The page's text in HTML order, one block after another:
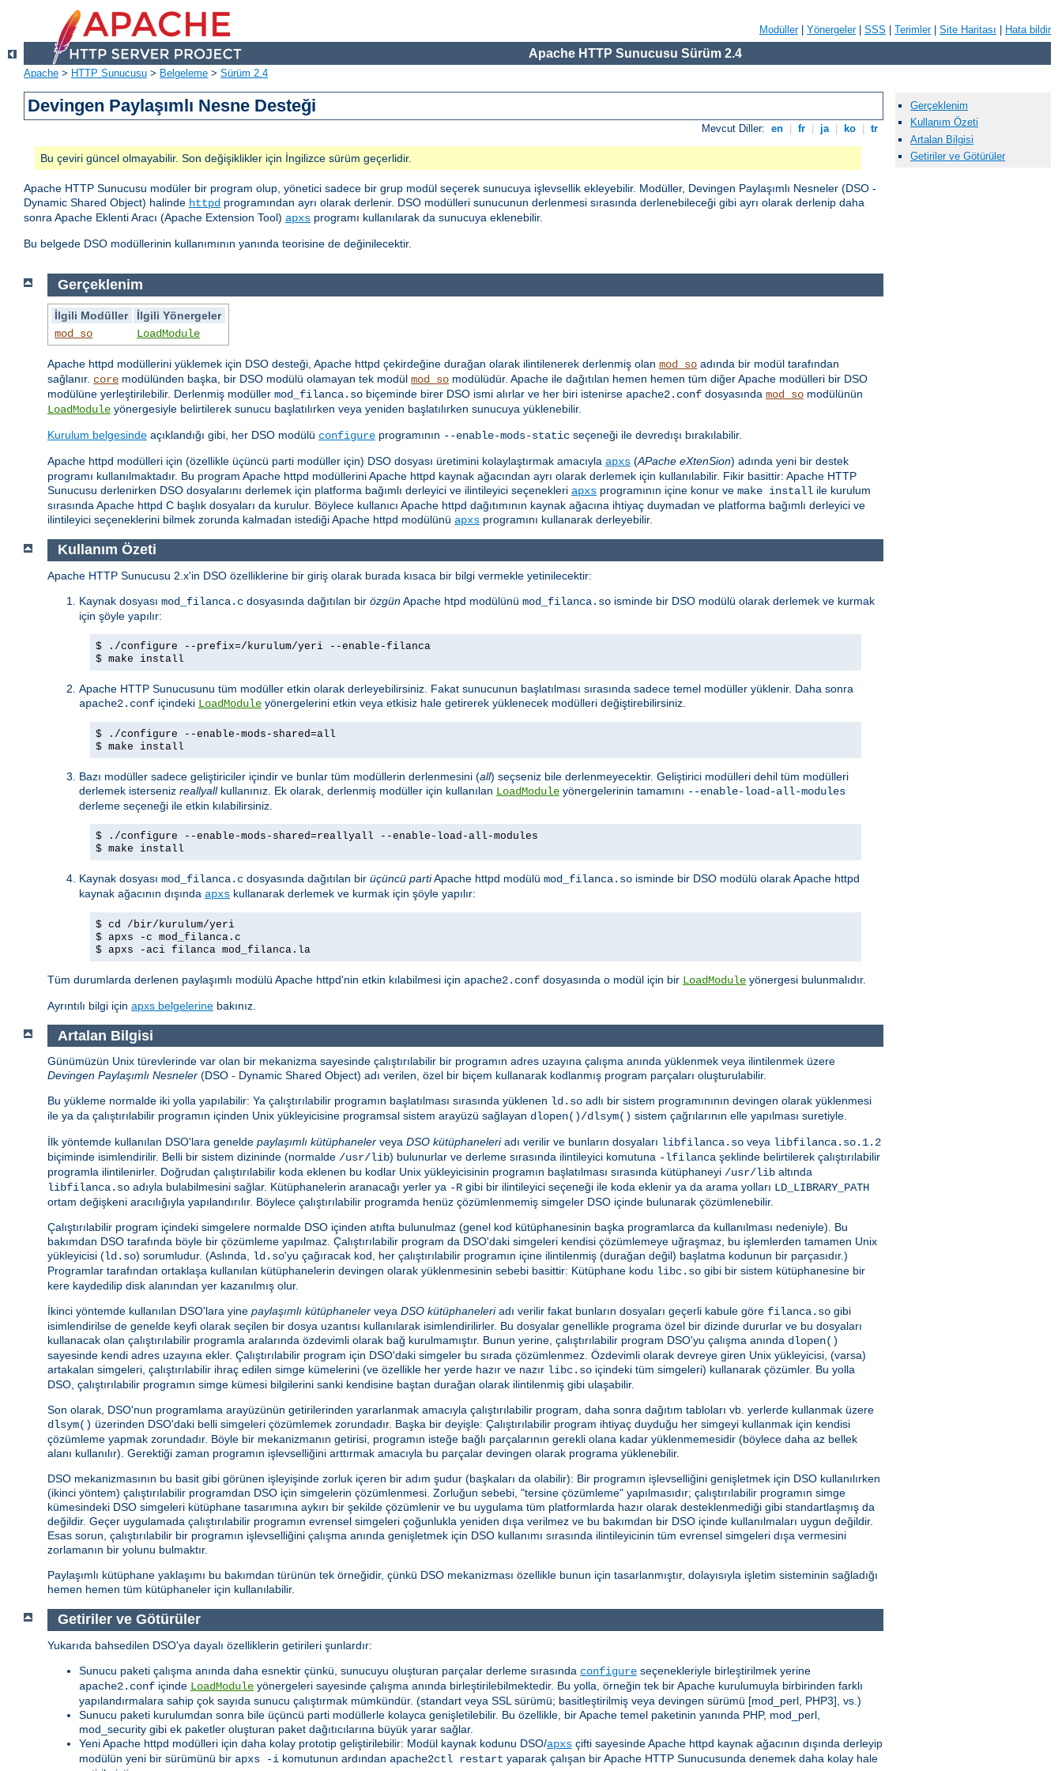
Modüller| Yönergeler| SSS Terimler| Site Haritası Hata bildir
Apache HTTP Sunucusu Sürüm 2.4
Apache > HTTP Sunucusu > Belgeleme > Sürüm 2.4
Devingen Paylaşımlı Nesne Desteği
Mevcut Diller: en fr ja ko tr
Bu çeviri güncel olmayabilir. Son değişiklikler için İngilizce sürüm geçerlidir.
Apache HTTP Sunucusu modüler bir program olup, yönetici sadece bir grup modül seçerek sunucuya işlevsellik ekleyebilir. Modüller, Devingen Paylaşımlı Nesneler (DSO -
Dynamic Shared Object) halinde httpd programından ayrı olarak derlenir. DSO modülleri sunucunun derlenmesi sırasında derlenebileceği gibi ayrı olarak derlenip daha
sonra Apache Eklenti Aracı (Apache Extension Tool) apxs programı kullanılarak da sunucuya eklenebilir.
Bu belgede DSO modüllerinin kullanımının yanında teorisine de değinilecektir.
Gerçeklenim
İlgili Modüller
İlgili Yönergeler
mod_so
LoadModule
Apache httpd modüllerini yüklemek için DSO desteği, Apache httpd çekirdeğine durağan olarak ilintilenerek derlenmiş olan mod_so adında bir modül tarafından
sağlanır. core modülünden başka, bir DSO modülü olamayan tek modül mod_so modülüdür. Apache ile dağıtılan hemen hemen tüm diğer Apache modülleri bir DSO
modülüne yerleştirilebilir. Derlenmiş modüller mod_filanca.so biçeminde birer DSO ismi alırlar ve her biri istenirse apache2.conf dosyasında mod_so modülünün
LoadModule yönergesiyle belirtilerek sunucu başlatılırken veya yeniden başlatılırken sunucuya yüklenebilir.
Kurulum belgesinde açıklandığı gibi, her DSO modülü configure programının --enable-mods-static seçeneği ile devredışı bırakılabilir.
Apache httpd modülleri için (özellikle üçüncü parti modüller için) DSO dosyası üretimini kolaylaştırmak amacıyla apxs (APache eXtenSion) adında yeni bir destek
programı kullanılmaktadır. Bu program Apache httpd modüllerini Apache httpd kaynak ağacından ayrı olarak derlemek için kullanılabilir. Fikir basittir: Apache HTTP
Sunucusu derlenirken DSO dosyalarını derlemek için platforma bağımlı derleyici ve ilintileyici seçenekleri apxs programının içine konur ve make install ile kurulum
sırasında Apache httpd C başlık dosyaları da kurulur. Böylece kullanıcı Apache httpd dağıtımının kaynak ağacına ihtiyaç duymadan ve platforma bağımlı derleyici ve
ilintileyici seçeneklerini bilmek zorunda kalmadan istediği Apache httpd modülünü apxs programını kullanarak derleyebilir.
Kullanım Özeti
Apache HTTP Sunucusu 2.x'in DSO özelliklerine bir giriş olarak burada kısaca bir bilgi vermekle yetinilecektir:
Kaynak dosyası mod_filanca.c dosyasında dağıtılan bir özgünApache htpd modülünü mod_filanca.so isminde bir DSO modülü olarak derlemek ve kurmak
için şöyle yapılır:
$ ./configure --prefix=/kurulum/yeri --enable-filanca
$ make install
Apache HTTP Sunucusunu tüm modüller etkin olarak derleyebilirsiniz. Fakat sunucunun başlatılması sırasında sadece temel modüller yüklenir. Daha sonra
apache2.conf içindeki LoadModule yönergelerini etkin veya etkisiz hale getirerek yüklenecek modülleri değiştirebilirsiniz.
$ ./configure --enable-mods-shared=all
$ make install
Bazı modüller sadece geliştiriciler içindir ve bunlar tüm modüllerin derlenmesini (all) seçseniz bile derlenmeyecektir. Geliştirici modülleri dehil tüm modülleri
derlemek isterseniz reallyallkullanınız. Ek olarak, derlenmiş modüller için kullanılan LoadModule yönergelerinin tamamını --enable-load-all-modules
derleme seçeneği ile etkin kılabilirsiniz.
$ ./configure --enable-mods-shared=reallyall --enable-load-all-modules
$ make install
Kaynak dosyası mod_filanca.c dosyasında dağıtılan bir üçüncü partiApache httpd modülü mod_filanca.so isminde bir DSO modülü olarak Apache httpd
kaynak ağacının dışında apxs kullanarak derlemek ve kurmak için şöyle yapılır:
$ cd /bir/kurulum/yeri
$ apxs -c mod_filanca.c
$ apxs -aci filanca mod_filanca.la
Tüm durumlarda derlenen paylaşımlı modülü Apache httpd'nin etkin kılabilmesi için apache2.conf dosyasında o modül için bir LoadModule yönergesi bulunmalıdır.
Ayrıntılı bilgi için apxs belgelerine bakınız.
Artalan Bilgisi
Günümüzün Unix türevlerinde var olan bir mekanizma sayesinde çalıştırılabilir bir programın adres uzayına çalışma anında yüklenmek veya ilintilenmek üzere
Devingen Paylaşımlı Nesneler (DSO - Dynamic Shared Object) adı verilen, özel bir biçem kullanarak kodlanmış program parçaları oluşturulabilir.
Bu yükleme normalde iki yolla yapılabilir: Ya çalıştırılabilir programın başlatılması sırasında yüklenen ld.so adlı bir sistem programınının devingen olarak yüklenmesi
ile ya da çalıştırılabilir programın içinden Unix yükleyicisine programsal sistem arayüzü sağlayan dlopen()/dlsym() sistem çağrılarının elle yapılması suretiyle.
İlk yöntemde kullanılan DSO'lara genelde paylaşımlı kütüphaneler veya DSO kütüphaneleriadı verilir ve bunların dosyaları libfilanca.so veya libfilanca.so.1.2
biçiminde isimlendirilir. Belli bir sistem dizininde (normalde /usr/lib) bulunurlar ve derleme sırasında ilintileyici komutuna -lfilanca şeklinde belirtilerek çalıştırılabilir
programla ilintilenirler. Doğrudan çalıştırılabilir koda eklenen bu kodlar Unix yükleyicisinin programın başlatılması sırasında kütüphaneyi /usr/lib altında
libfilanca.so adıyla bulabilmesini sağlar. Kütüphanelerin aranacağı yerler ya -R gibi bir ilintileyici seçeneği ile koda eklenir ya da arama yolları LD_LIBRARY_PATH
ortam değişkeni aracılığıyla yapılandırılır. Böylece çalıştırılabilir programda henüz çözümlenmemiş simgeler DSO içinde bulunarak çözümlenebilir.
Çalıştırılabilir program içindeki simgelere normalde DSO içinden atıfta bulunulmaz (genel kod kütüphanesinin başka programlarca da kullanılması nedeniyle). Bu
bakımdan DSO tarafında böyle bir çözümleme yapılmaz. Çalıştırılabilir program da DSO'daki simgeleri kendisi çözümlemeye uğraşmaz, bu işlemlerden tamamen Unix
yükleyicisi (ld.so) sorumludur. (Aslında, ld.so'yu çağıracak kod, her çalıştırılabilir programın içine ilintilenmiş (durağan değil) başlatma kodunun bir parçasıdır.)
Programlar tarafından ortaklaşa kullanılan kütüphanelerin devingen olarak yüklenmesinin sebebi basittir: Kütüphane kodu libc.so gibi bir sistem kütüphanesine bir
kere kaydedilip disk alanından yer kazanılmış olur.
İkinci yöntemde kullanılan DSO'lara yine paylaşımlı kütüphaneler veya DSO kütüphaneleriadı verilir fakat bunların dosyaları geçerli kabule göre filanca.so gibi
isimlendirilse de genelde keyfi olarak seçilen bir dosya uzantısı kullanılarak isimlendirilirler. Bu dosyalar genellikle programa özel bir dizinde dururlar ve bu dosyaları
kullanacak olan çalıştırılabilir programla aralarında özdevimli olarak bağ kurulmamıştır. Bunun yerine, çalıştırılabilir program DSO'yu çalışma anında dlopen()
sayesinde kendi adres uzayına ekler. Çalıştırılabilir program için DSO'daki simgeler bu sırada çözümlenmez. Özdevimli olarak devreye giren Unix yükleyicisi, (varsa)
artakalan simgeleri, çalıştırılabilir ihraç edilen simge kümelerini (ve özellikle her yerde hazır ve nazır libc.so içindeki tüm simgeleri) kullanarak çözümler. Bu yolla
DSO, çalıştırılabilir programın simge kümesi bilgilerini sanki kendisine baştan durağan olarak ilintilenmiş gibi ulaşabilir.
Son olarak, DSO'nun programlama arayüzünün getirilerinden yararlanmak amacıyla çalıştırılabilir program, daha sonra dağıtım tabloları vb. yerlerde kullanmak üzere
dlsym() üzerinden DSO'daki belli simgeleri çözümlemek zorundadır. Başka bir deyişle: Çalıştırılabilir program ihtiyaç duyduğu her simgeyi kullanmak için kendisi
çözümleme yapmak zorundadır. Böyle bir mekanizmanın getirisi, programın isteğe bağlı parçalarının gerekli olana kadar yüklenmemesidir (böylece daha az bellek
alanı kullanılır). Gerektiği zaman programın işlevselliğini arttırmak amacıyla bu parçalar devingen olarak programa yüklenebilir.
DSO mekanizmasının bu basit gibi görünen işleyişinde zorluk içeren bir adım şudur (başkaları da olabilir): Bir programın işlevselliğini genişletmek için DSO kullanılırken
(ikinci yöntem) çalıştırılabilir programdan DSO için simgelerin çözümlenmesi. Zorluğun sebebi, "tersine çözümleme" yapılmasıdır; çalıştırılabilir programın simge
kümesindeki DSO simgeleri kütüphane tasarımına aykırı bir şekilde çözümlenir ve bu uygulama tüm platformlarda hazır olarak desteklenmediği gibi standartlaşmış da
değildir. Geçer uygulamada çalıştırılabilir programın evrensel simgeleri çoğunlukla yeniden dışa verilmez ve bu bakımdan bir DSO içinde kullanılmaları uygun değildir.
Esas sorun, çalıştırılabilir bir programın işlevselliğini çalışma anında genişletmek için DSO kullanımı sırasında ilintileyicinin tüm evrensel simgeleri dışa vermesini
zorlamanın bir yolunu bulmaktır.
Paylaşımlı kütüphane yaklaşımı bu bakımdan türünün tek örneğidir, çünkü DSO mekanizması özellikle bunun için tasarlanmıştır, dolayısıyla işletim sisteminin sağladığı
hemen hemen tüm kütüphaneler için kullanılabilir.
Getiriler ve Götürüler
Yukarıda bahsedilen DSO'ya dayalı özelliklerin getirileri şunlardır:
Sunucu paketi çalışma anında daha esnektir çünkü, sunucuyu oluşturan parçalar derleme sırasında configure seçenekleriyle birleştirilmek yerine
apache2.conf içinde LoadModule yönergeleri sayesinde çalışma anında birleştirilebilmektedir. Bu yolla, örneğin tek bir Apache kurulumuyla birbirinden farklı
yapılandırmalara sahip çok sayıda sunucu çalıştırmak mümkündür. (standart veya SSL sürümü; basitleştirilmiş veya devingen sürümü [mod_perl, PHP3], vs.)
Sunucu paketi kurulumdan sonra bile üçüncü parti modüllerle kolayca genişletilebilir. Bu özellikle, bir Apache temel paketinin yanında PHP, mod_perl,
mod_security gibi ek paketler oluşturan paket dağıtıcılarına büyük yarar sağlar.
Yeni Apache httpd modülleri için daha kolay prototip geliştirilebilir: Modül kaynak kodunu DSO/apxs çifti sayesinde Apache httpd kaynak ağacının dışında derleyip
modülün yeni bir sürümünü bir apxs -i komutunun ardından apache2ctl restart yaparak çalışan bir Apache HTTP Sunucusunda denemek daha kolay hale
Gerçeklenim
Kullanım Özeti
Artalan Bilgisi
Getiriler ve Götürüler